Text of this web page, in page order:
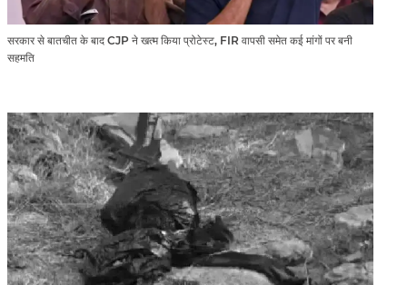
सरकार से बातचीत के बाद CJP ने खत्म किया प्रोटेस्ट, FIR वापसी समेत कई मांगों पर बनी
सहमति